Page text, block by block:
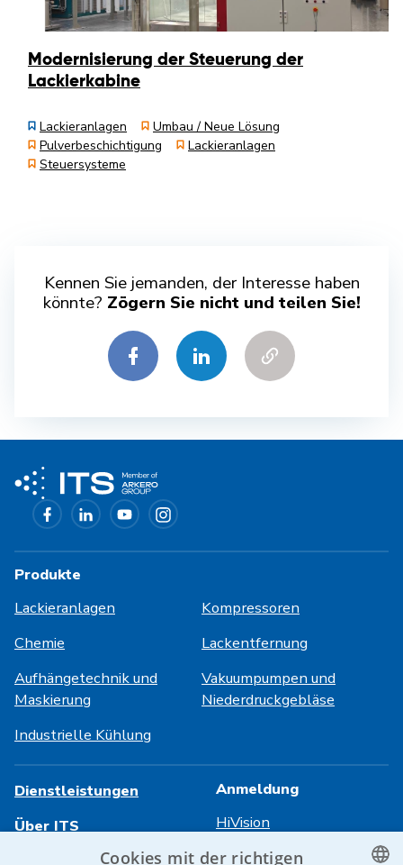
Modernisierung der Steuerung der
Lackierkabine
Lackieranlagen
Umbau / Neue Lösung
Pulverbeschichtigung
Lackieranlagen
Steuersysteme
Kennen Sie jemanden, der Interesse haben
könnte? Zögern Sie nicht und teilen Sie!
Produkte
Lackieranlagen
Kompressoren
Chemie
Lackentfernung
Aufhängetechnik und
Maskierung
Vakuumpumpen und
Niederdruckgebläse
Industrielle Kühlung
Dienstleistungen
Über ITS
Anmeldung
HiVision
Technische Datenblätter
Cookies mit der richtigen